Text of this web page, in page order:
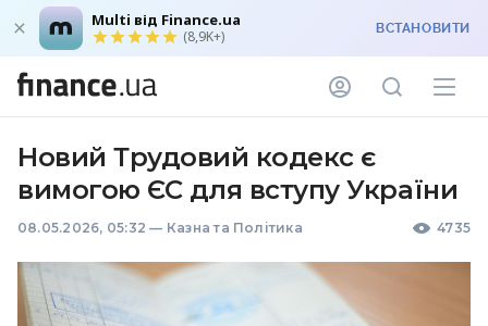
Multi від Finance.ua
(8,9K+) ВСТАНОВИТИ
Новий Трудовий кодекс є
вимогою ЄС для вступу України
08.05.2026, 05:32 — Казна та Політика 4735